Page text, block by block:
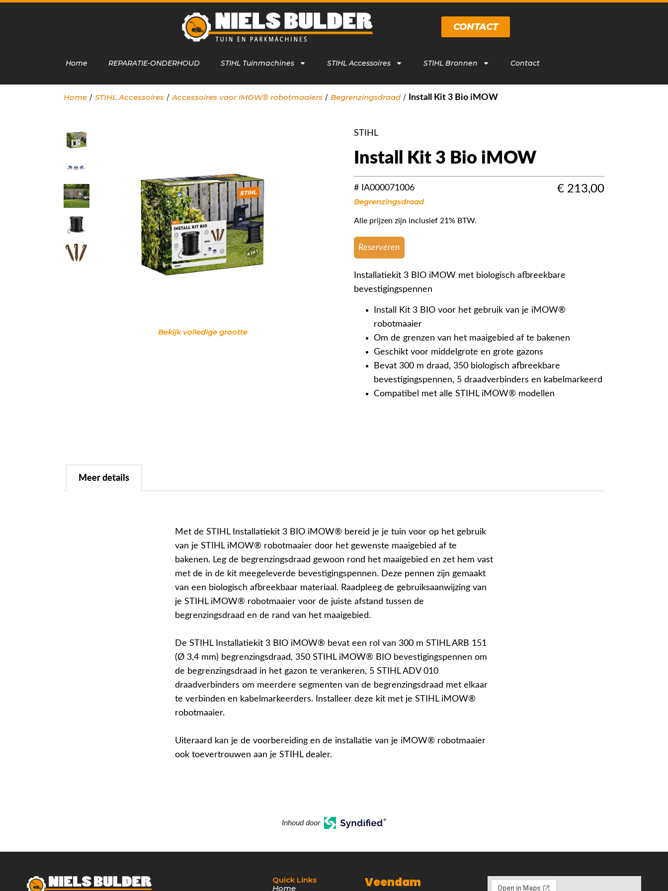
CONTACT
Home REPARATIE-ONDERHOUD STIHL Tuinmachines STIHL Accessoires STIHL Bronnen Contact
Home / STIHL Accessoires / Accessoires voor iMOW® robotmaaiers / Begrenzingsdraad/ Install Kit 3 Bio iMOW
Bekijk volledige grootte
STIHL
Install Kit 3 Bio iMOW
# IA000071006
Begrenzingsdraad
€ 213,00
Alle prijzen zijn inclusief 21% BTW.
Reserveren
Installatiekit 3 BIO iMOW met biologisch afbreekbare
bevestigingspennen
Install Kit 3 BIO voor het gebruik van je iMOW®
robotmaaier
Om de grenzen van het maaigebied af te bakenen
Geschikt voor middelgrote en grote gazons
Bevat 300 m draad, 350 biologisch afbreekbare
bevestigingspennen, 5 draadverbinders en kabelmarkeerd
Compatibel met alle STIHL iMOW® modellen
Meer details
Met de STIHL Installatiekit 3 BIO iMOW® bereid je je tuin voor op het gebruik
van je STIHL iMOW® robotmaaier door het gewenste maaigebied af te
bakenen. Leg de begrenzingsdraad gewoon rond het maaigebied en zet hem vast
met de in de kit meegeleverde bevestigingspennen. Deze pennen zijn gemaakt
van een biologisch afbreekbaar materiaal. Raadpleeg de gebruiksaanwijzing van
je STIHL iMOW® robotmaaier voor de juiste afstand tussen de
begrenzingsdraad en de rand van het maaigebied.
De STIHL Installatiekit 3 BIO iMOW® bevat een rol van 300 m STIHL ARB 151
(Ø 3,4 mm) begrenzingsdraad, 350 STIHL iMOW® BIO bevestigingspennen om
de begrenzingsdraad in het gazon te verankeren, 5 STIHL ADV 010
draadverbinders om meerdere segmenten van de begrenzingsdraad met elkaar
te verbinden en kabelmarkeerders. Installeer deze kit met je STIHL iMOW®
robotmaaier.
Uiteraard kan je de voorbereiding en de installatie van je iMOW® robotmaaier
ook toevertrouwen aan je STIHL dealer.
Inhoud door
Quick Links
Home
Veendam